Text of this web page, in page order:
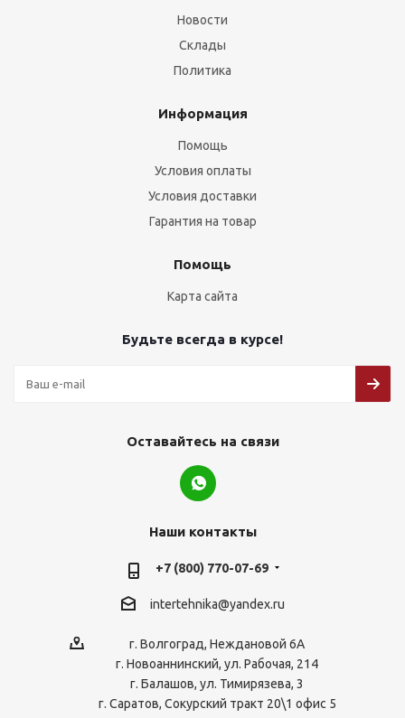
Новости
Склады
Политика
Информация
Помощь
Условия оплаты
Условия доставки
Гарантия на товар
Помощь
Карта сайта
Будьте всегда в курсе!
Оставайтесь на связи
Наши контакты
+7 (800) 770-07-69
intertehnika@yandex.ru
г. Волгоград, Неждановой 6А
г. Новоаннинский, ул. Рабочая, 214
г. Балашов, ул. Тимирязева, 3
г. Саратов, Сокурский тракт 20\1 офис 5